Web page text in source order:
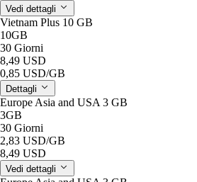
Vedi dettagli
Vietnam Plus 10 GB
10GB
30 Giorni
8,49 USD
0,85 USD/GB
Dettagli
Europe Asia and USA 3 GB
3GB
30 Giorni
2,83 USD/GB
8,49 USD
Vedi dettagli